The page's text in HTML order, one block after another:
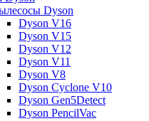
Dyson
Dyson V16
Dyson V15
Dyson V12
Dyson V11
Dyson V8
Dyson Cyclone V10
Dyson Gen5Detect
Dyson PencilVac